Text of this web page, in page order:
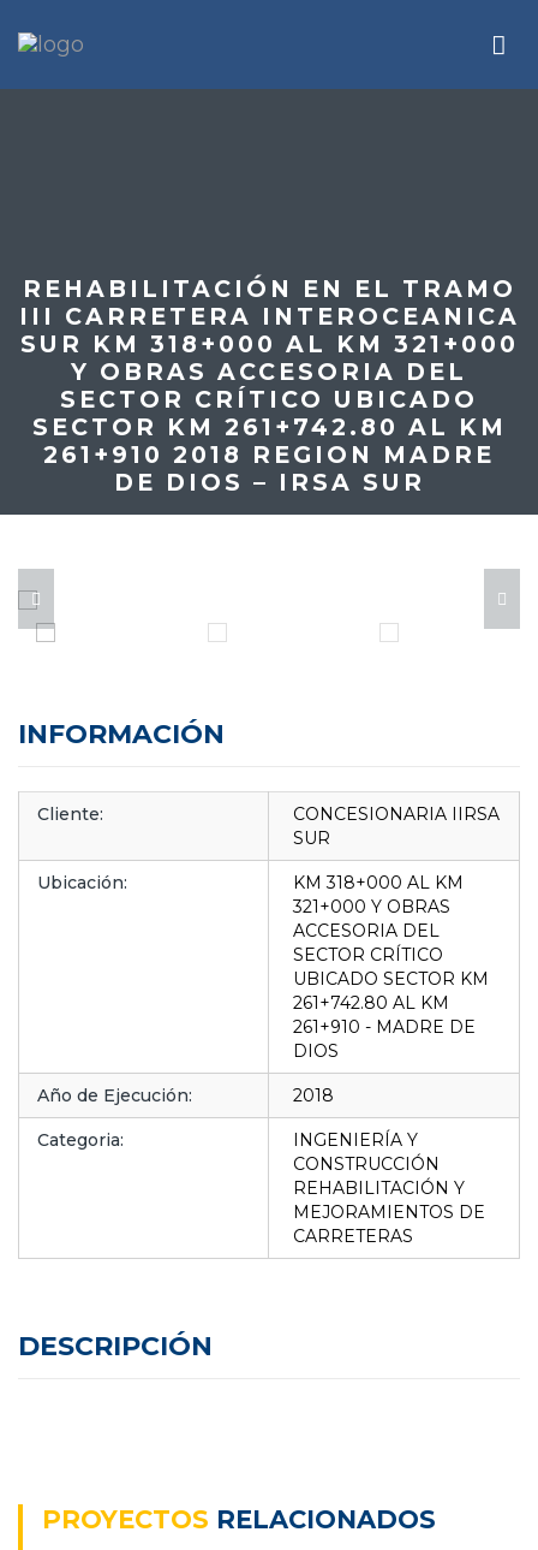
REHABILITACIÓN EN EL TRAMO
III CARRETERA INTEROCEANICA
SUR KM 318+000 AL KM 321+000
Y OBRAS ACCESORIA DEL
SECTOR CRÍTICO UBICADO
SECTOR KM 261+742.80 AL KM
261+910 2018 REGION MADRE
DE DIOS – IRSA SUR
INFORMACIÓN
Cliente:
CONCESIONARIA IIRSA
SUR
Ubicación:
KM 318+000 AL KM
321+000 Y OBRAS
ACCESORIA DEL
SECTOR CRÍTICO
UBICADO SECTOR KM
261+742.80 AL KM
261+910 - MADRE DE
DIOS
Año de Ejecución: 2018
Categoria:
INGENIERÍA Y
CONSTRUCCIÓN
REHABILITACIÓN Y
MEJORAMIENTOS DE
CARRETERAS
DESCRIPCIÓN
PROYECTOS RELACIONADOS